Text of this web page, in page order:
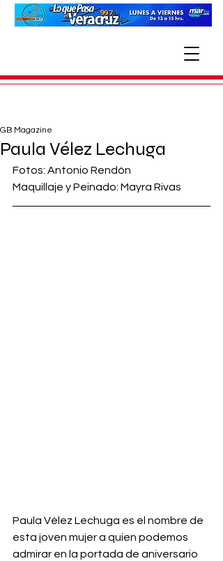
Paula Vélez Lechuga
GB Magazine
Fotos: Antonio Rendón
Maquillaje y Peinado: Mayra Rivas
Paula Vélez Lechuga es el nombre de
esta joven mujer a quien podemos
admirar en la portada de aniversario